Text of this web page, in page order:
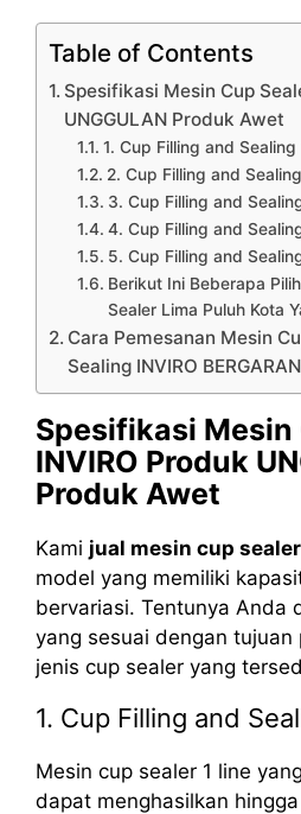
Table of Contents
Spesifikasi Mesin Cup
UNGGULAN Produk Awet
1. Cup Filling and Sealing
2. Cup Filling and
3. Cup Filling and
4. Cup Filling and
5. Cup Filling and
Berikut Ini Beberapa
Sealer Lima Puluh Kota
Cara Pemesanan Mesin
Sealing INVIRO
Spesifikasi Mesin
INVIRO Produk
Produk Awet
Kami jual mesin cup sealer
model yang memiliki
bervariasi. Tentunya Anda
yang sesuai dengan tujuan
jenis cup sealer yang
1. Cup Filling and
Mesin cup sealer 1 line
dapat menghasilkan